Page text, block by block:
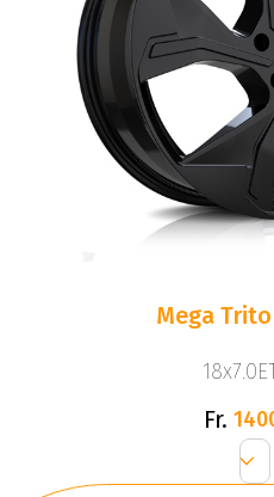
Mega
Fr.